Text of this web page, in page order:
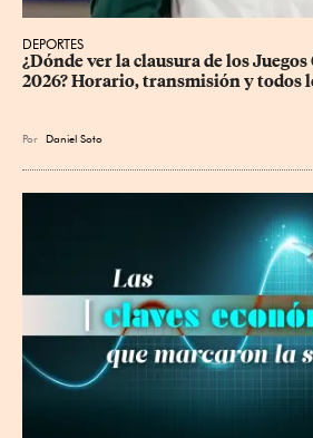
DEPORTES
¿Dónde ver la clausura de los
2026? Horario, transmisión y todos
Por Daniel Soto